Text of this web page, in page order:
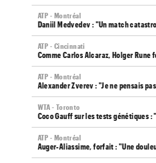
ATP - Montréal
Daniil Medvedev : "Un match
ATP - Cincinnati
Comme Carlos Alcaraz, Holger
ATP - Montréal
Alexander Zverev : "Je ne pensais
WTA - Toronto
Coco Gauff sur les tests génétiques :
ATP - Montréal
Auger-Aliassime, forfait : "Une